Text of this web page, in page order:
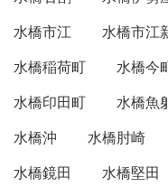
水橋市江
水橋市江
水橋稲荷町
水橋今
水橋印田町
水橋魚
水橋沖
水橋肘崎
水橋鏡田
水橋堅田